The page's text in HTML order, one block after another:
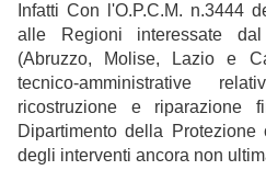
Infatti Con l'O.P.C.M. n.3444
alle Regioni interessate
(Abruzzo, Molise, Lazio e
tecnico-amministrative
ricostruzione e riparazione
Dipartimento della
degli interventi ancora non